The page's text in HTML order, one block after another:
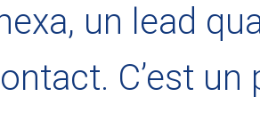
un lead
C’est